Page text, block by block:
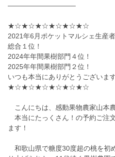
——————————
★☆★☆★☆★☆★☆★☆
2021年6月ポケットマルシェ生産
総合１位！
2024年年間果樹部門４位！
2025年年間果樹部門２位！
いつも本当にありがとうございます
★☆★☆★☆★☆★☆★☆
こんにちは、感動果物農家山本
本当にたっくさん！の予約ご注
ます！
和歌山県で糖度30度超の桃を初